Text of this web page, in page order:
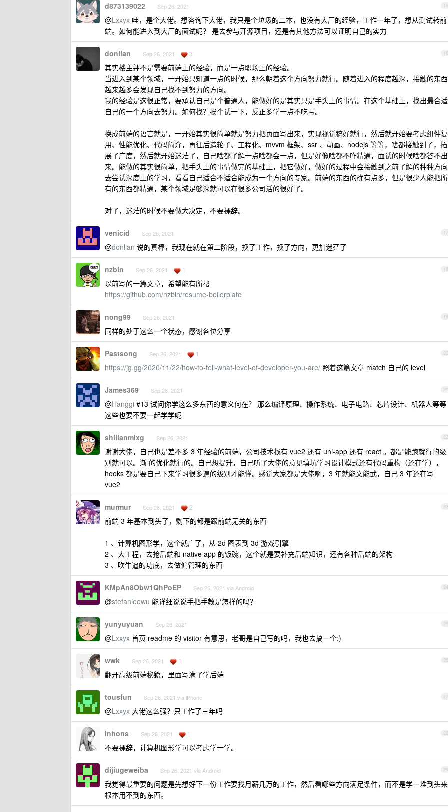
15
d873139022 Sep 26, 2021
@Lxxyx 哇，是个大佬。想咨询下大佬，我只是个垃圾的二本，也没有大厂的经验，工作一年了，想从测试转前
端。如何能进入到大厂的面试呢？ 是去参与开源项目，还是有其他方法可以证明自己的实力
16
donlian Sep 26, 2021 3
其实楼主并不是需要前端上的经验，而是一点职场上的经验。
当进入到某个领域，一开始只知道一点的时候，那么朝着这个方向努力就行。随着进入的程度越深，接触的东西
越来越多会发现自己找不到努力的方向。
我的经验是这很正常，要承认自己是个普通人，能做好的是其实只是手头上的事情。在这个基础上，找出最合适
自己的一个方向去努力。如何找？挨个试一下，反正多学一点不吃亏。
换成前端的语言就是，一开始其实很简单就是努力把页面写出来，实现视觉稿好就行，然后就开始要考虑组件复
用、性能优化、代码简介，再往后造轮子、工程化、mvvm 框架、ssr 、动画、nodejs 等等，啥都接触到了，拓
展了广度，然后就开始迷茫了，自己啥都了解一点啥都会一点，但是好像啥都不咋精通，面试的时候啥都答不出
来。能做的其实很简单，把手头上的事情做完的基础上，把它做好，做好的过程中会接触到之前了解的种种方向
去尝试深度上的学习，看看自己适合不适合能成为一个方向的专家。前端的东西的确有点多，但是很少人能把所
有的东西都精通，某个领域足够深就可以在很多公司活的很好了。
对了，迷茫的时候不要做大决定，不要裸辞。
17
venicid Sep 26, 2021
@donlian 说的真棒，我现在就在第二阶段，换了工作，换了方向，更加迷茫了
18
nzbin Sep 26, 2021 1
以前写的一篇文章，希望能有所帮
https://github.com/nzbin/resume-boilerplate
19
nong99 Sep 26, 2021
同样的处于这么一个状态，感谢各位分享
20
Pastsong Sep 26, 2021 1
https://jg.gg/2020/11/22/how-to-tell-what-level-of-developer-you-are/ 照着这篇文章 match 自己的 level
21
James369 Sep 26, 2021
@Hanggi #13 试问你学这么多东西的意义何在？ 那么编译原理、操作系统、电子电路、芯片设计、机器人等等
这些也要不要一起学学呢
22
shilianmlxg Sep 26, 2021
谢谢大佬，自己也是差不多 3 年经验的前端，公司技术栈有 vue2 还有 uni-app 还有 react 。都是能跑就行的级
别就可以。渐 的优化就行的。自己想提升，自己听了大佬的意见填坑学习设计模式还有代码重构（还在学），
hooks 都是要自己下来学习很多遍的级别才能懂。感觉大家都是大佬啊，3 年就能文能武，自己 3 年还在写
vue2
23
murmur Sep 26, 2021 2
前端 3 年基本到头了，剩下的都是跟前端无关的东西
1 、计算机图形学，这个就广了，从 2d 图表到 3d 游戏引擎
2 、大工程，去抢后端和 native app 的饭碗，这个就是要补充后端知识，还有各种后端的架构
3 、吹牛逼的功底，去做偏管理的东西
24
KMpAn8Obw1QhPoEP Sep 26, 2021 via Android
@stefanieewu 能详细说说手把手教是怎样的吗？
25
yunyuyuan Sep 26, 2021
@Lxxyx 首页 readme 的 visitor 有意思，老哥是自己写的吗，我也去搞一个:)
26
wwk Sep 26, 2021 1
翻开高级前端秘籍，里面写满了学后端
27
tousfun Sep 26, 2021 via iPhone
@Lxxyx 大佬这么强？只工作了三年吗
28
inhons Sep 26, 2021 1
不要裸辞，计算机图形学可以考虑学一学。
29
dijiugeweiba Sep 26, 2021 via Android
我觉得最重要的问题是先想好下一份工作要找月薪几万的工作，然后看哪些方向满足条件，而不是学一堆到头来
根本用不到的东西。